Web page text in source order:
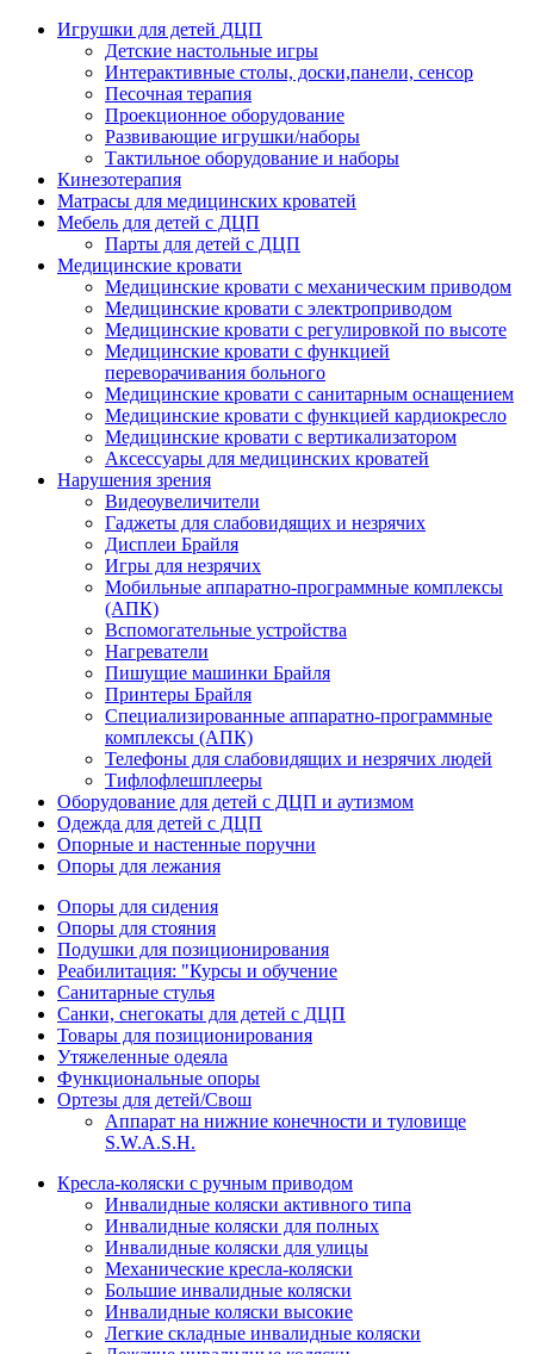
Игрушки для детей ДЦП
Детские настольные игры
Интерактивные столы, доски,панели, сенсор
Песочная терапия
Проекционное оборудование
Развивающие игрушки/наборы
Тактильное оборудование и наборы
Кинезотерапия
Матрасы для медицинских кроватей
Мебель для детей с ДЦП
Парты для детей с ДЦП
Медицинские кровати
Медицинские кровати с механическим приводом
Медицинские кровати с электроприводом
Медицинские кровати с регулировкой по высоте
Медицинские кровати с функцией
переворачивания больного
Медицинские кровати с санитарным оснащением
Медицинские кровати с функцией кардиокресло
Медицинские кровати с вертикализатором
Аксессуары для медицинских кроватей
Нарушения зрения
Видеоувеличители
Гаджеты для слабовидящих и незрячих
Дисплеи Брайля
Игры для незрячих
Мобильные аппаратно-программные комплексы
(АПК)
Вспомогательные устройства
Нагреватели
Пишущие машинки Брайля
Принтеры Брайля
Специализированные аппаратно-программные
комплексы (АПК)
Телефоны для слабовидящих и незрячих людей
Тифлофлешплееры
Оборудование для детей с ДЦП и аутизмом
Одежда для детей с ДЦП
Опорные и настенные поручни
Опоры для лежания
Опоры для сидения
Опоры для стояния
Подушки для позиционирования
Реабилитация: "Курсы и обучение
Санитарные стулья
Санки, снегокаты для детей с ДЦП
Товары для позиционирования
Утяжеленные одеяла
Функциональные опоры
Ортезы для детей/Свош
Аппарат на нижние конечности и туловище
S.W.A.S.H.
Кресла-коляски с ручным приводом
Инвалидные коляски активного типа
Инвалидные коляски для полных
Инвалидные коляски для улицы
Механические кресла-коляски
Большие инвалидные коляски
Инвалидные коляски высокие
Легкие складные инвалидные коляски